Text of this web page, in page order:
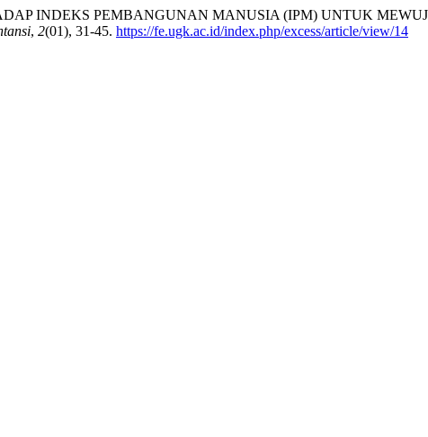
INDEKS PEMBANGUNAN MANUSIA (IPM) UNTUK
, 2(01), 31-45. https://fe.ugk.ac.id/index.php/excess/article/view/14